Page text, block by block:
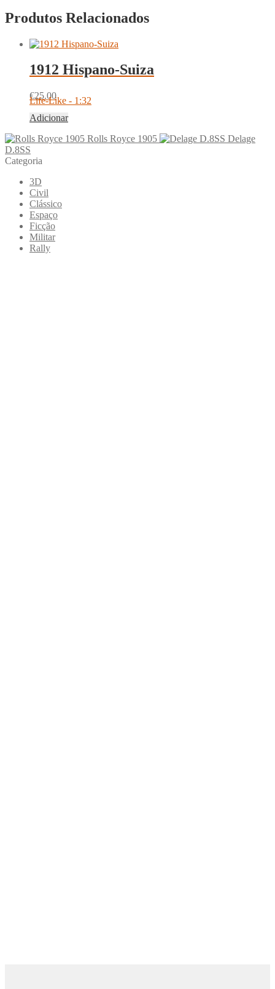
Produtos Relacionados
1912 Hispano-Suiza
€25.00
Life-Like - 1:32
Adicionar
Rolls Royce 1905
Delage
D.8SS
Categoria
3D
Civil
Clássico
Espaço
Ficção
Militar
Rally